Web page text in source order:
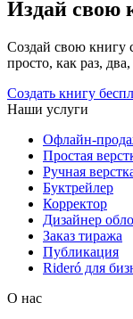
Издай свою
Создай свою книгу
просто, как раз,
Создать книгу
Наши услуги
Офлайн-
Простая
Ручная
Буктрейлер
Корректор
Дизайнер
Заказ тиража
Публикация
Rideró для
О нас